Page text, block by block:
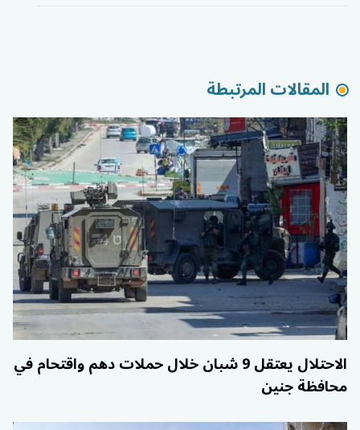
المقالات المرتبطة
الاحتلال يعتقل 9 شبان خلال حملات دهم واقتحام في
محافظة جنين